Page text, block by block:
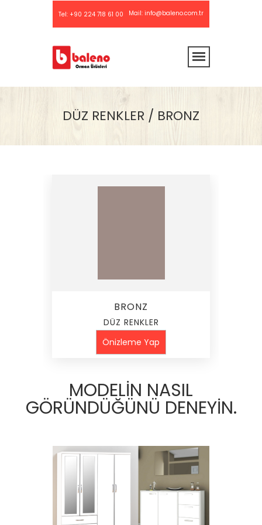
Tel: +90 224 718 61 00 Mail: info@baleno.com.tr
DÜZ RENKLER / BRONZ
BRONZ
DÜZ RENKLER
Önizleme Yap
MODELİN NASIL
GÖRÜNDÜĞÜNÜ DENEYİN.